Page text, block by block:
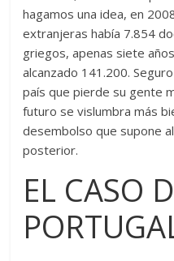
hagamos una idea, en
extranjeras había 7.854
griegos, apenas siete
alcanzado 141.200.
país que pierde su gente
futuro se vislumbra más
desembolso que supone
posterior.
EL CASO